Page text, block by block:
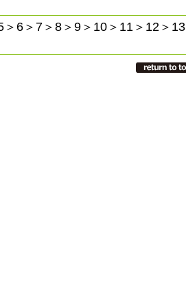
＞ 6 ＞ 7 ＞ 8 ＞ 9 ＞ 10 ＞ 11 ＞ 12 ＞ 13